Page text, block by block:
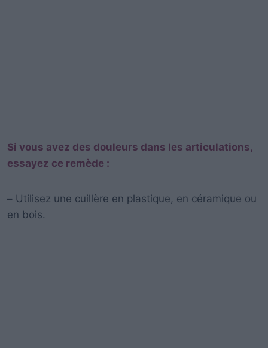
Si vous avez des douleurs dans les articulations,
essayez ce remède :
–Utilisez une cuillère en plastique, en céramique ou
en bois.